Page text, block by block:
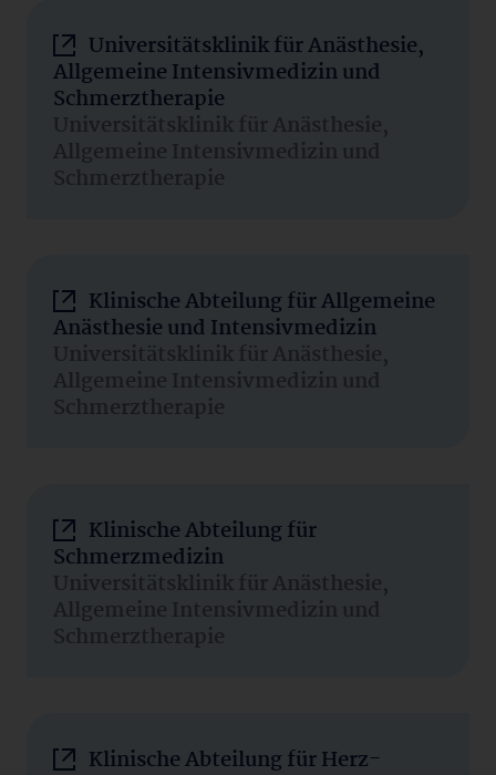
Universitätsklinik für Anästhesie,
Allgemeine Intensivmedizin und
Schmerztherapie
Universitätsklinik für Anästhesie,
Allgemeine Intensivmedizin und
Schmerztherapie
Klinische Abteilung für Allgemeine
Anästhesie und Intensivmedizin
Universitätsklinik für Anästhesie,
Allgemeine Intensivmedizin und
Schmerztherapie
Klinische Abteilung für
Schmerzmedizin
Universitätsklinik für Anästhesie,
Allgemeine Intensivmedizin und
Schmerztherapie
Klinische Abteilung für Herz-